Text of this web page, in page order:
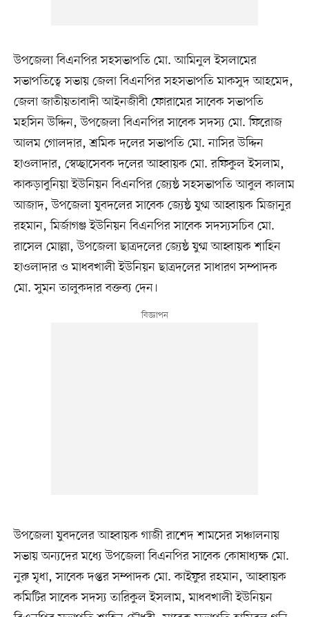
উপজেলা বিএনপির সহসভাপতি মো. আমিনুল ইসলামের
সভাপতিত্বে সভায় জেলা বিএনপির সহসভাপতি মাকসুদ আহমেদ,
জেলা জাতীয়তাবাদী আইনজীবী ফোরামের সাবেক সভাপতি
মহসিন উদ্দিন, উপজেলা বিএনপির সাবেক সদস্য মো. ফিরোজ
আলম গোলদার, শ্রমিক দলের সভাপতি মো. নাসির উদ্দিন
হাওলাদার, স্বেচ্ছাসেবক দলের আহ্বায়ক মো. রফিকুল ইসলাম,
কাকড়াবুনিয়া ইউনিয়ন বিএনপির জ্যেষ্ঠ সহসভাপতি আবুল কালাম
আজাদ, উপজেলা যুবদলের সাবেক জ্যেষ্ঠ যুগ্ম আহ্বায়ক মিজানুর
রহমান, মির্জাগঞ্জ ইউনিয়ন বিএনপির সাবেক সদস্যসচিব মো.
রাসেল মোল্লা, উপজেলা ছাত্রদলের জ্যেষ্ঠ যুগ্ম আহ্বায়ক শাহিন
হাওলাদার ও মাধবখালী ইউনিয়ন ছাত্রদলের সাধারণ সম্পাদক
মো. সুমন তালুকদার বক্তব্য দেন।
উপজেলা যুবদলের আহ্বায়ক গাজী রাশেদ শামসের সঞ্চালনায়
সভায় অন্যদের মধ্যে উপজেলা বিএনপির সাবেক কোষাধ্যক্ষ মো.
নুরু মৃধা, সাবেক দপ্তর সম্পাদক মো. কাইফুর রহমান, আহ্বায়ক
কমিটির সাবেক সদস্য তারিকুল ইসলাম, মাধবখালী ইউনিয়ন